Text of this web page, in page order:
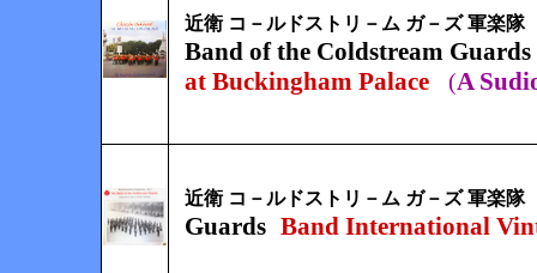
近衛 コ－ルドストリ－ム ガ－ズ 軍楽隊
Band of the Coldstream Guards
at Buckingham Palace
(A
近衛 コ－ルドストリ－ム ガ－ズ 軍楽隊
Guards Band International